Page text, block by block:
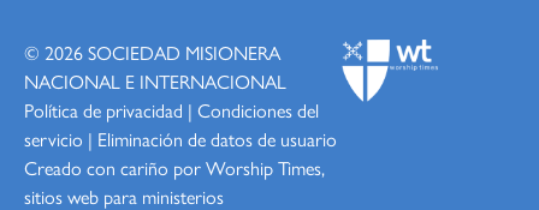
© 2026 SOCIEDAD MISIONERA
NACIONAL E INTERNACIONAL
Política de privacidad | Condiciones del
servicio | Eliminación de datos de usuario
Creado con cariño por Worship Times,
sitios web para ministerios